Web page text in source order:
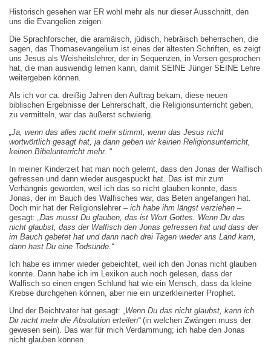
Historisch gesehen war ER wohl mehr als nur dieser Ausschnitt, den
uns die Evangelien zeigen.
Die Sprachforscher, die aramäisch, jüdisch, hebräisch beherrschen, die
sagen, das Thomasevangelium ist eines der ältesten Schriften, es zeigt
uns Jesus als Weisheitslehrer, der in Sequenzen, in Versen gesprochen
hat, die man auswendig lernen kann, damit SEINE Jünger SEINE Lehre
weitergeben können.
Als ich vor ca. dreißig Jahren den Auftrag bekam, diese neuen
biblischen Ergebnisse der Lehrerschaft, die Religionsunterricht geben,
zu vermitteln, war das äußerst schwierig.
„Ja, wenn das alles nicht mehr stimmt, wenn das Jesus nicht
wortwörtlich gesagt hat, ja dann geben wir keinen Religionsunterricht,
keinen Bibelunterricht mehr. “
In meiner Kinderzeit hat man noch gelernt, dass den Jonas der Walfisch
gefressen und dann wieder ausgespuckt hat. Das ist mir zum
Verhängnis geworden, weil ich das so nicht glauben konnte, dass
Jonas, der im Bauch des Walfisches war, das Beten angefangen hat.
Doch mir hat der Religionslehrer – ich habe ihm längst verziehen –
gesagt: „Das musst Du glauben, das ist Wort Gottes. Wenn Du das
nicht glaubst, dass der Walfisch den Jonas gefressen hat und dass der
im Bauch gebetet hat und dann nach drei Tagen wieder ans Land kam,
dann hast Du eine Todsünde.“
Ich habe es immer wieder gebeichtet, weil ich den Jonas nicht glauben
konnte. Dann habe ich im Lexikon auch noch gelesen, dass der
Walfisch so einen engen Schlund hat wie ein Mensch, dass da kleine
Krebse durchgehen können, aber nie ein unzerkleinerter Prophet.
Und der Beichtvater hat gesagt: „Wenn Du das nicht glaubst, kann ich
Dir nicht mehr die Absolution erteilen“(in welchen Zwängen muss der
gewesen sein). Das war für mich Verdammung; ich habe den Jonas
nicht glauben können.